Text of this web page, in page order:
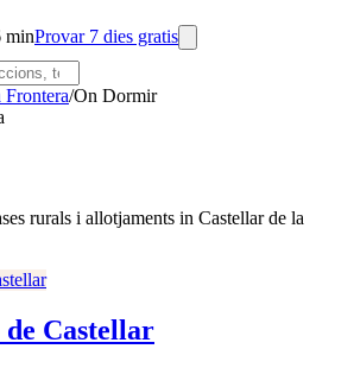
minProvar 7 dies gratis
Frontera/On Dormir
rurals i allotjaments in Castellar de la
Castellar